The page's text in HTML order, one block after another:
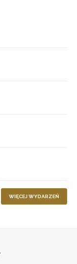
WIĘCEJ WYDARZEŃ